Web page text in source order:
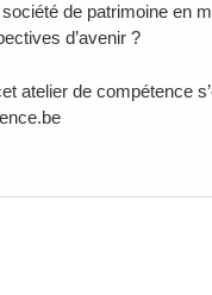
société de patrimoine en
d’avenir ?
atelier de compétence